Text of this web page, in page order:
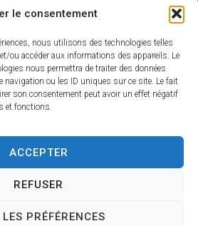
le consentement
nous utilisons des technologies telles
ou accéder aux informations des appareils. Le
nous permettra de traiter des données
navigation ou les ID uniques sur ce site. Le fait
son consentement peut avoir un effet négatif
et fonctions.
ACCEPTER
REFUSER
PRÉFÉRENCES
: